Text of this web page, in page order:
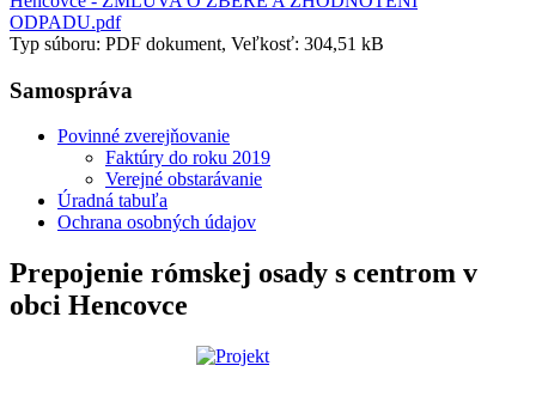
ODPADU.pdf
Typ súboru: PDF dokument, Veľkosť: 304,51 kB
Samospráva
Povinné zverejňovanie
Faktúry do roku 2019
Verejné obstarávanie
Úradná tabuľa
Ochrana osobných údajov
Prepojenie rómskej osady s centrom v
obci Hencovce